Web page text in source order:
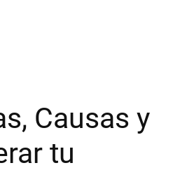
Causas y
tu